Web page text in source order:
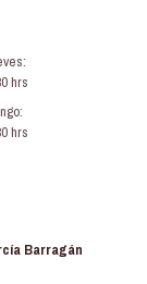
hrs
hrs
Barragán